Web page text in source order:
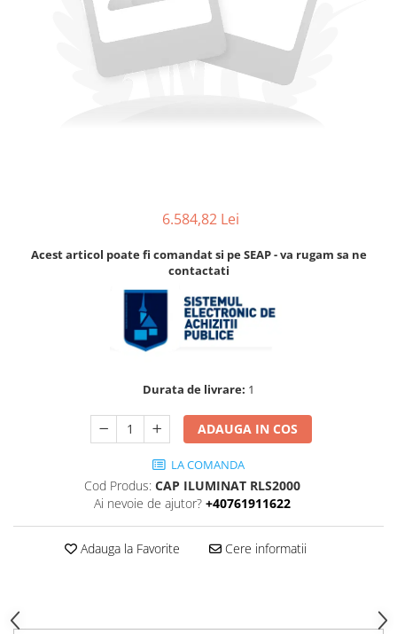
Aparate de respirat autonome
Accesorii pentru camere de
termoviziune
Accesorii de trecere a apei si
Diverse dispozitive de masurare
Pulberi de stingere
Sisteme de avertizare
Accesorii stingatoare, paturi si
6.584,82 Lei
Acest articol poate fi comandat si pe SEAP - va rugam sa ne
contactati
Durata de livrare: 1
ADAUGA IN COS
LA COMANDA
Cod Produs: CAP ILUMINAT RLS2000
Ai nevoie de ajutor? +40761911622
Adauga la Favorite Cere informatii